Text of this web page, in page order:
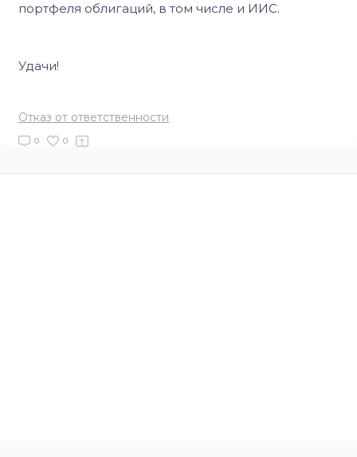
портфеля облигаций, в том числе и ИИС.
Удачи!
Отказ от ответственности
0 0